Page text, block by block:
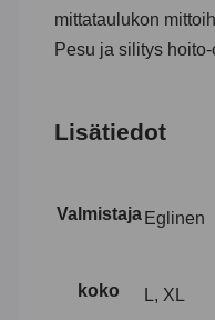
mittataulukon
Pesu ja silitys
Lisätiedot
Valmistaja Eglinen
koko L, XL